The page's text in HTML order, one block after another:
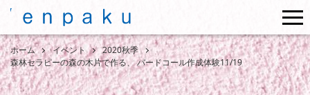
ホーム イベント
2020秋季
森林セラピーの森の木片で作る、 バードコール作成体験11/19